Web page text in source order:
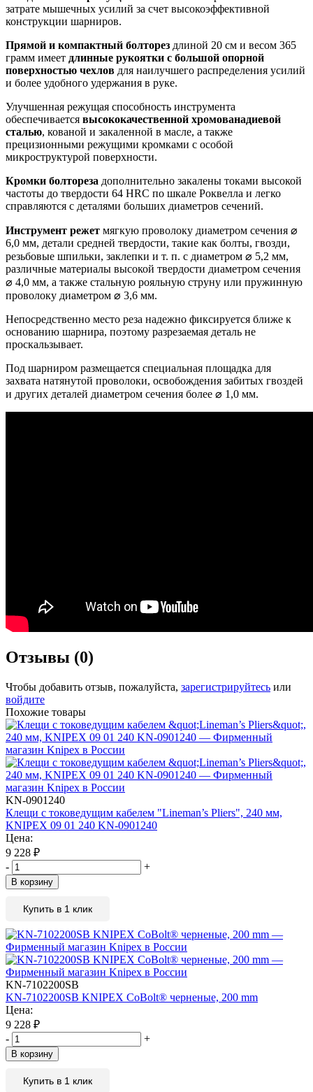
затрате мышечных усилий за счет высокоэффективной
конструкции шарниров.
Прямой и компактный болторез длиной 20 см и весом 365
грамм имеет длинные рукоятки с большой опорной
поверхностью чехлов для наилучшего распределения усилий
и более удобного удержания в руке.
Улучшенная режущая способность инструмента
обеспечивается высококачественной хромованадиевой
сталью, кованой и закаленной в масле, а также
прецизионными режущими кромками с особой
микроструктурой поверхности.
Кромки болтореза дополнительно закалены токами высокой
частоты до твердости 64 HRC по шкале Роквелла и легко
справляются с деталями больших диаметров сечений.
Инструмент режет мягкую проволоку диаметром сечения ⌀
6,0 мм, детали средней твердости, такие как болты, гвозди,
резьбовые шпильки, заклепки и т. п. с диаметром ⌀ 5,2 мм,
различные материалы высокой твердости диаметром сечения
⌀ 4,0 мм, а также стальную рояльную струну или пружинную
проволоку диаметром ⌀ 3,6 мм.
Непосредственно место реза надежно фиксируется ближе к
основанию шарнира, поэтому разрезаемая деталь не
проскальзывает.
Под шарниром размещается специальная площадка для
захвата натянутой проволоки, освобождения забитых гвоздей
и других деталей диаметром сечения более ⌀ 1,0 мм.
Отзывы (0)
Чтобы добавить отзыв, пожалуйста, зарегистрируйтесь или
войдите
Похожие товары
KN-0901240
Клещи с токоведущим кабелем "Lineman’s Pliers", 240 мм,
KNIPEX 09 01 240 KN-0901240
Цена:
9 228 ₽
-
+
В корзину
Купить в 1 клик
KN-7102200SB
KN-7102200SB KNIPEX CoBolt® черненые, 200 mm
Цена:
9 228 ₽
-
+
В корзину
Купить в 1 клик